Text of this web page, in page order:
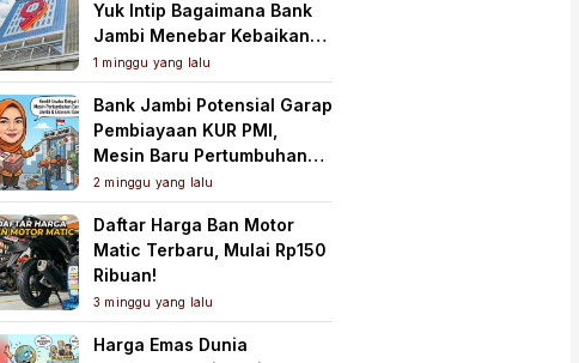
Yuk Intip Bagaimana Bank
Jambi Menebar Kebaikan
untuk Masyarakat!
1 minggu yang lalu
Bank Jambi Potensial Garap
Pembiayaan KUR PMI,
Mesin Baru Pertumbuhan
Ekonomi Daerah
2 minggu yang lalu
Daftar Harga Ban Motor
Matic Terbaru, Mulai Rp150
Ribuan!
3 minggu yang lalu
Harga Emas Dunia